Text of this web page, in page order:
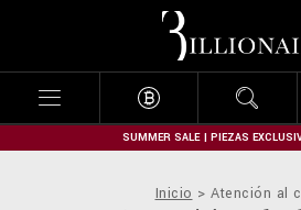
SUMMER SALE | PIEZAS
Inicio Atención al